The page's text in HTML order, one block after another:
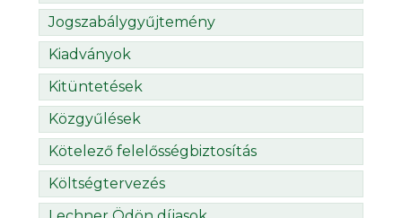
Jogszabálygyűjtemény
Kiadványok
Kitüntetések
Közgyűlések
Kötelező felelősségbiztosítás
Költségtervezés